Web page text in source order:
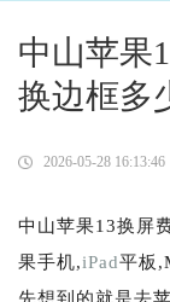
中山苹果
换边框多
2026-05-28 16:13:46
中山苹果13换屏
果手机,iPad平板
先想到的就是去